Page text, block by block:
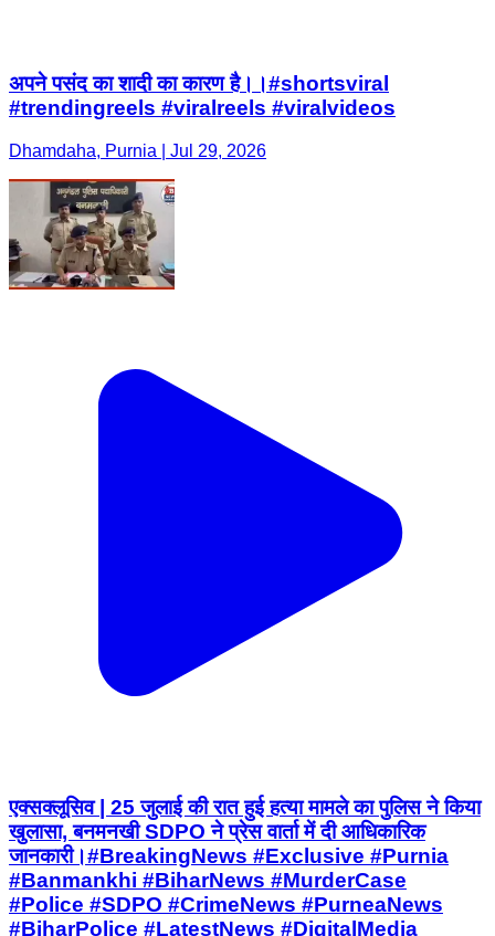
अपने पसंद का शादी का कारण है।।#shortsviral
#trendingreels #viralreels #viralvideos
Dhamdaha, Purnia | Jul 29, 2026
एक्सक्लूसिव | 25 जुलाई की रात हुई हत्या मामले का पुलिस ने किया
खुलासा, बनमनखी SDPO ने प्रेस वार्ता में दी आधिकारिक
जानकारी।#BreakingNews #Exclusive #Purnia
#Banmankhi #BiharNews #MurderCase
#Police #SDPO #CrimeNews #PurneaNews
#BiharPolice #LatestNews #DigitalMedia